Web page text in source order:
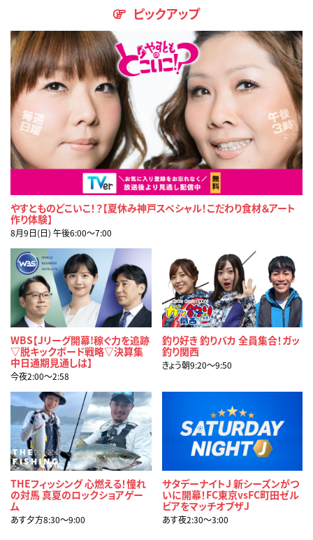
ピックアップ
やすとものどこいこ！？【夏休み神戸スペシャル！こだわり食材＆アート
作り体験】
8月9日(日) 午後6:00〜7:00
WBS【Jリーグ開幕!稼ぐ力を追跡
▽脱キックボード戦略▽決算集
中日通期見通しは】
今夜2:00〜2:58
釣り好き 釣りバカ 全員集合！ガッ
釣り関西
きょう朝9:20〜9:50
THEフィッシング 心燃える！憧れ
の対馬 真夏のロックショアゲー
ム
あす夕方8:30〜9:00
サタデーナイトJ 新シーズンがつ
いに開幕！FC東京vsFC町田ゼル
ビアをマッチオブザJ
あす夜2:30〜3:00